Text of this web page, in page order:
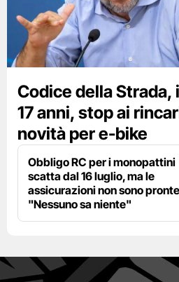
Codice della
17 anni, stop ai
novità per e-bike
Obbligo RC per i monopattini
scatta dal 16 luglio, ma le
assicurazioni non sono
"Nessuno sa niente"